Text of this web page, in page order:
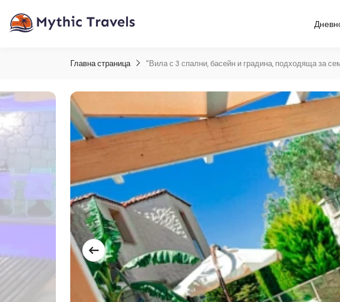
Главна страница "Вила с 3 спални, басейн и градина, подходяща за